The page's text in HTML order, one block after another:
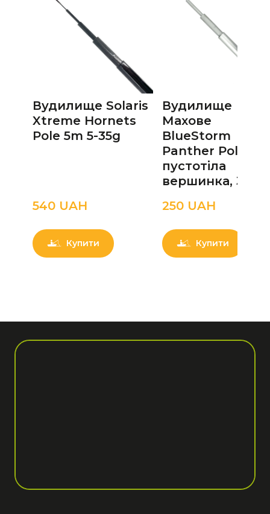
Вудилище Solaris
Xtreme Hornets
Pole 5m 5-35g
540 UAН
Купити
Вудилище
Махове
BlueStorm
Panther Pole,
пустотіла
вершинка, 3 бк
250 UAН
Купити